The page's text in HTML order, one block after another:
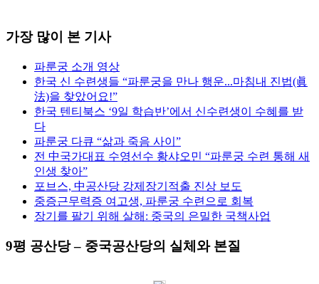
가장 많이 본 기사
파룬궁 소개 영상
한국 신 수련생들 “파룬궁을 만나 행운...마침내 진법(眞
法)을 찾았어요!”
한국 텐티북스 ‘9일 학습반’에서 신수련생이 수혜를 받
다
파룬궁 다큐 “삶과 죽음 사이”
전 中국가대표 수영선수 황샤오민 “파룬궁 수련 통해 새
인생 찾아”
포브스, 中공산당 강제장기적출 진상 보도
중증근무력증 여고생, 파룬궁 수련으로 회복
장기를 팔기 위해 살해: 중국의 은밀한 국책사업
9평 공산당 – 중국공산당의 실체와 본질